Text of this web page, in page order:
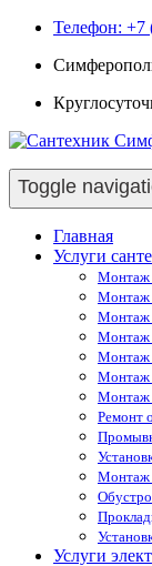
Телефон: +7
Toggle
Главная
Услуги
Монтаж
Монтаж
Монтаж
Монтаж
Монтаж
Монтаж
Монтаж
Ремонт
Монтаж
Услуги